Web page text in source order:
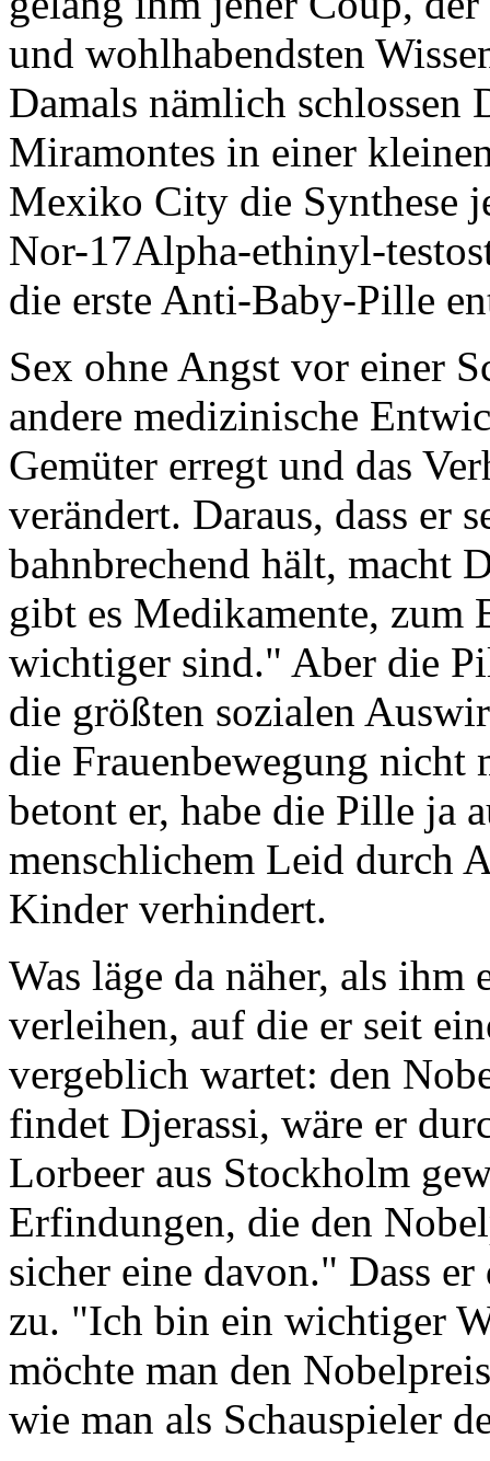
und wohlhabendsten
Damals nämlich
Miramontes in einer
Mexiko City die Synthese
Nor-17Alpha-ethinyl-
die erste Anti-Baby-Pille
Sex ohne Angst vor einer
andere medizinische
Gemüter erregt und das
verändert. Daraus, dass er
bahnbrechend hält, macht
gibt es Medikamente,
wichtiger sind." Aber die
die größten sozialen
die Frauenbewegung nicht
betont er, habe die Pille ja
menschlichem Leid durch
Kinder verhindert.
Was läge da näher, als
verleihen, auf die er seit
vergeblich wartet: den
findet Djerassi, wäre er
Lorbeer aus Stockholm
Erfindungen, die den
sicher eine davon." Dass
zu. "Ich bin ein wichtiger
möchte man den
wie man als Schauspieler